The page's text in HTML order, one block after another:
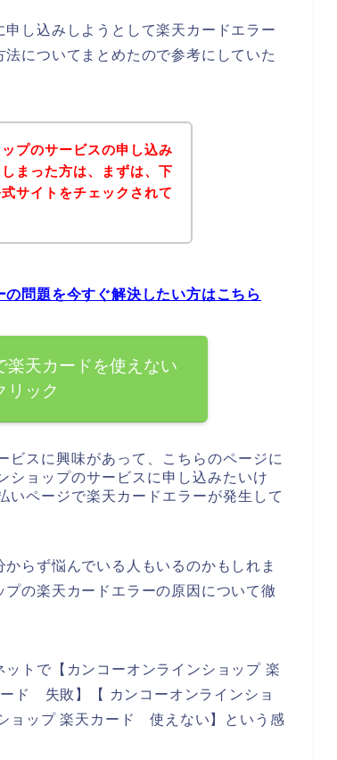
し込みしようとして楽天カードエラー
についてまとめたので参考にしていた
プのサービスの申し込み
まった方は、まずは、下
サイトをチェックされて
問題を今すぐ解決したい方はこちら
楽天カードを使えない
リック
ビスに興味があって、こちらのページに
ショップのサービスに申し込みたいけ
いページで楽天カードエラーが発生して
らず悩んでいる人もいるのかもしれま
の楽天カードエラーの原因について徹
トで【カンコーオンラインショップ 楽
ド 失敗】【 カンコーオンラインショ
ョップ 楽天カード 使えない】という感